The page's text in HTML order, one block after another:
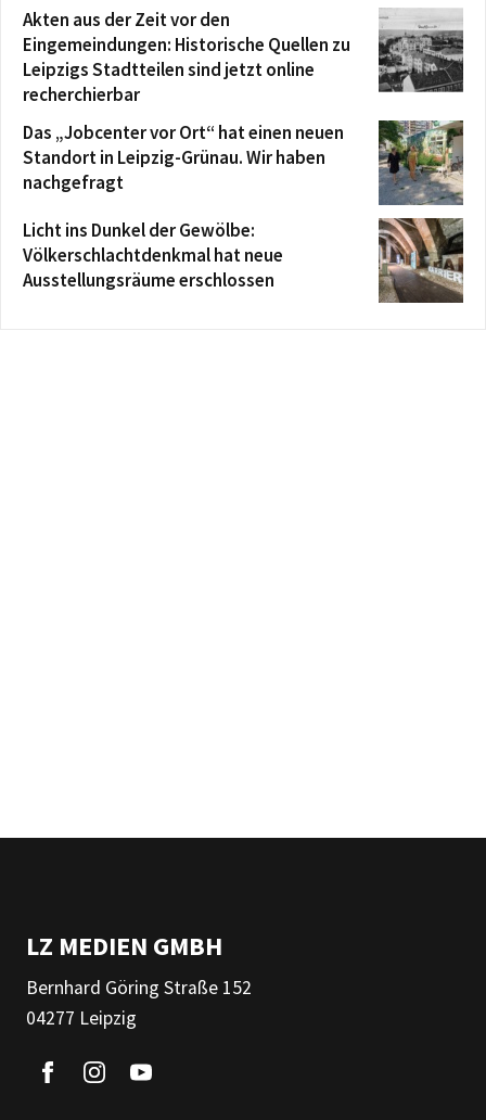
Akten aus der Zeit vor den
Eingemeindungen: Historische Quellen zu
Leipzigs Stadtteilen sind jetzt online
recherchierbar
Das „Jobcenter vor Ort“ hat einen neuen
Standort in Leipzig-Grünau. Wir haben
nachgefragt
Licht ins Dunkel der Gewölbe:
Völkerschlachtdenkmal hat neue
Ausstellungsräume erschlossen
LZ MEDIEN GMBH
Bernhard Göring Straße 152
04277 Leipzig